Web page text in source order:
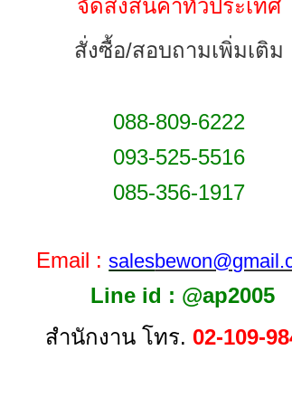
จัดส่งสินค้าทั่วประเทศ
สั่งซื้อ/สอบถามเพิ่มเติม
088-809-6222
093-525-5516
085-356-1917
Email :sales
Line id : @ap2005
สำนักงาน โทร. 02-109-